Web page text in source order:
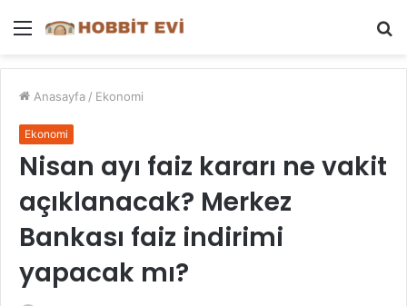
Menü
Anasayfa / Ekonomi
Ekonomi
Nisan ayı faiz kararı ne vakit
açıklanacak? Merkez
Bankası faiz indirimi
yapacak mı?